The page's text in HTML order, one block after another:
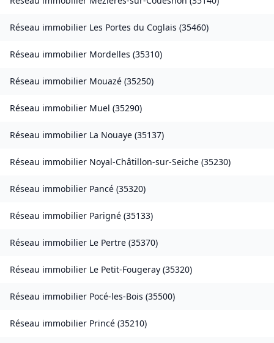
Réseau immobilier Les Portes du Coglais (35460)
Réseau immobilier Mordelles (35310)
Réseau immobilier Mouazé (35250)
Réseau immobilier Muel (35290)
Réseau immobilier La Nouaye (35137)
Réseau immobilier Noyal-Châtillon-sur-Seiche (35230)
Réseau immobilier Pancé (35320)
Réseau immobilier Parigné (35133)
Réseau immobilier Le Pertre (35370)
Réseau immobilier Le Petit-Fougeray (35320)
Réseau immobilier Pocé-les-Bois (35500)
Réseau immobilier Princé (35210)